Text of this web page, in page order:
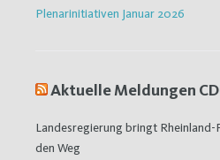
Plenarinitiativen Januar 2026
Aktuelle Meldungen
Landesregierung bringt
den Weg